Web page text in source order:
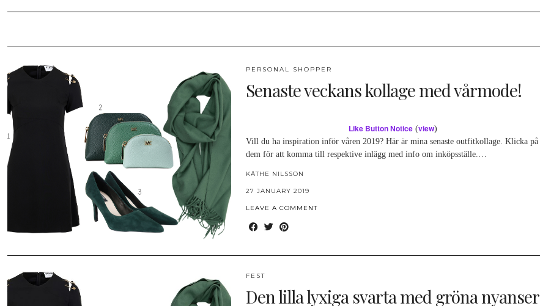
PERSONAL SHOPPER
Senaste veckans kollage med vårmode!
Like Button Notice (view)
Vill du ha inspiration inför våren 2019? Här är mina senaste outfitkollage. Klicka på
dem för att komma till respektive inlägg med info om inköpsställe.…
KÄTHE NILSSON
27 JANUARY 2019
LEAVE A COMMENT
FEST
Den lilla lyxiga svarta med gröna nyanser